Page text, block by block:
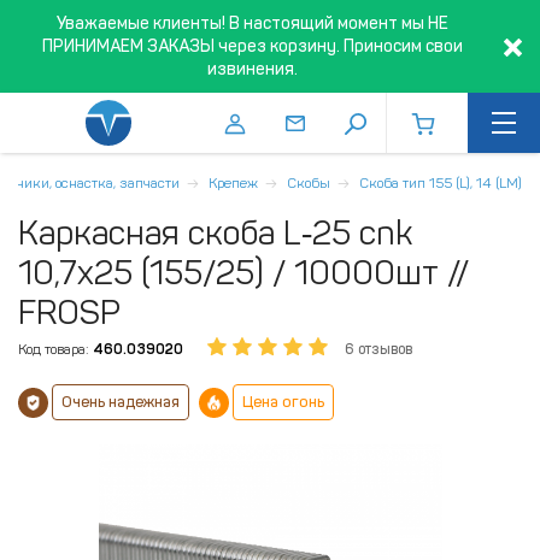
Уважаемые клиенты! В настоящий момент мы НЕ
ПРИНИМАЕМ ЗАКАЗЫ через корзину. Приносим свои
извинения.
оснастка, запчасти Крепеж Скобы Скоба тип 155 (L), 14 (LM)
Каркасная скоба L‑25 cnk
10,7х25 (155/25) / 10000шт //
FROSP
Код товара: 460.039020 6 отзывов
Очень надежная Цена огонь